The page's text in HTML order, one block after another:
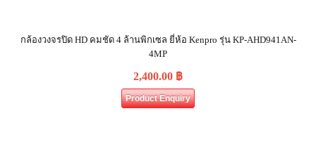
กล้องวงจรปิด HD คมชัด 4 ล้านพิกเซล ยี่ห้อ Kenpro รุ่น KP-AHD941AN-
4MP
2,400.00 ฿
Product Enquiry